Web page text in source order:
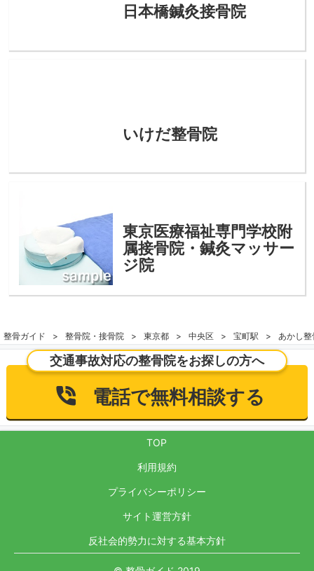
日本橋鍼灸接骨院
いけだ整骨院
東京医療福祉専門学校附
属接骨院・鍼灸マッサー
ジ院
整骨ガイド 整骨院・接骨院 東京都 中央区 宝町駅 あかし整
交通事故対応の整骨院をお探しの方へ
電話で無料相談する
TOP
利用規約
プライバシーポリシー
サイト運営方針
反社会的勢力に対する基本方針